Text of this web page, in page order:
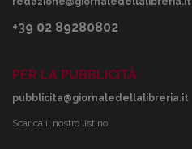
+39 02 89280802
PER LA PUBBLICITÀ
pubblicita@giornaledellalibreria.it
Scarica il nostro listino